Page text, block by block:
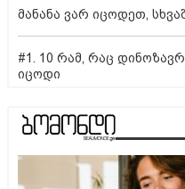
მანანა ვარ იცოდეთ,
#1. 10 რამ, რაც
იცოდი